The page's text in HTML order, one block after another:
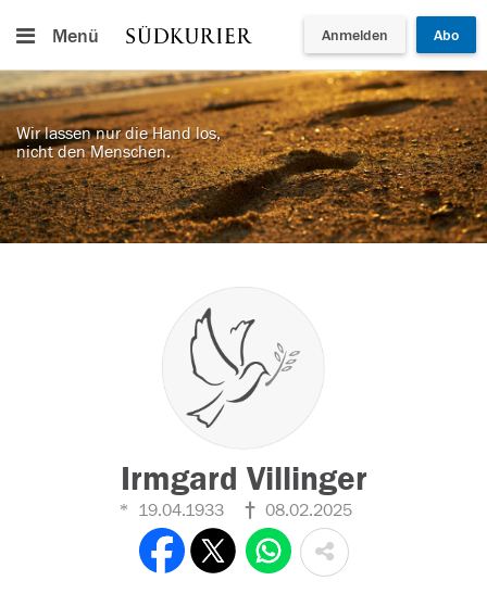
Menü Anmelden Abo
Wir lassen nur die Hand los,
nicht den Menschen.
Irmgard Villinger
19.04.1933 08.02.2025